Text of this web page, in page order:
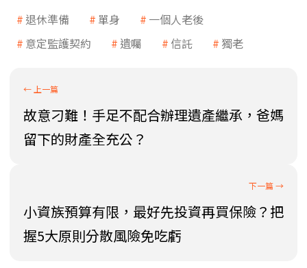
退休準備 單身
一個人老後
意定監護契約
遺囑 信託 獨老
故意刁難！手足不配合辦理遺產繼承，爸媽
留下的財產全充公？
小資族預算有限，最好先投資再買保險？把
握5大原則分散風險免吃虧